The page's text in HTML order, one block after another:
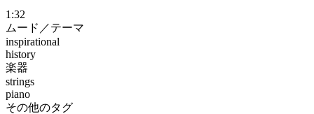
1:32
ムード／テーマ
inspirational
history
楽器
strings
piano
その他のタグ